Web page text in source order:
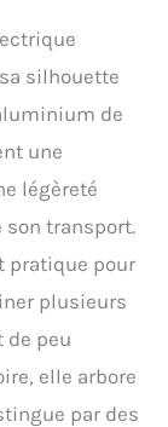
et
fonction
de
et
APP:
et
suivre
batterie
rajuster
sa silhouette
de
une
légèreté
son transport.
pratique pour
plusieurs
de peu
elle arbore
par des